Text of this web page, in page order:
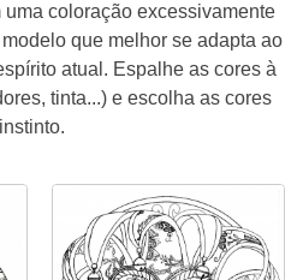
coloração excessivamente
que melhor se adapta ao
atual. Espalhe as cores à
tinta...) e escolha as cores